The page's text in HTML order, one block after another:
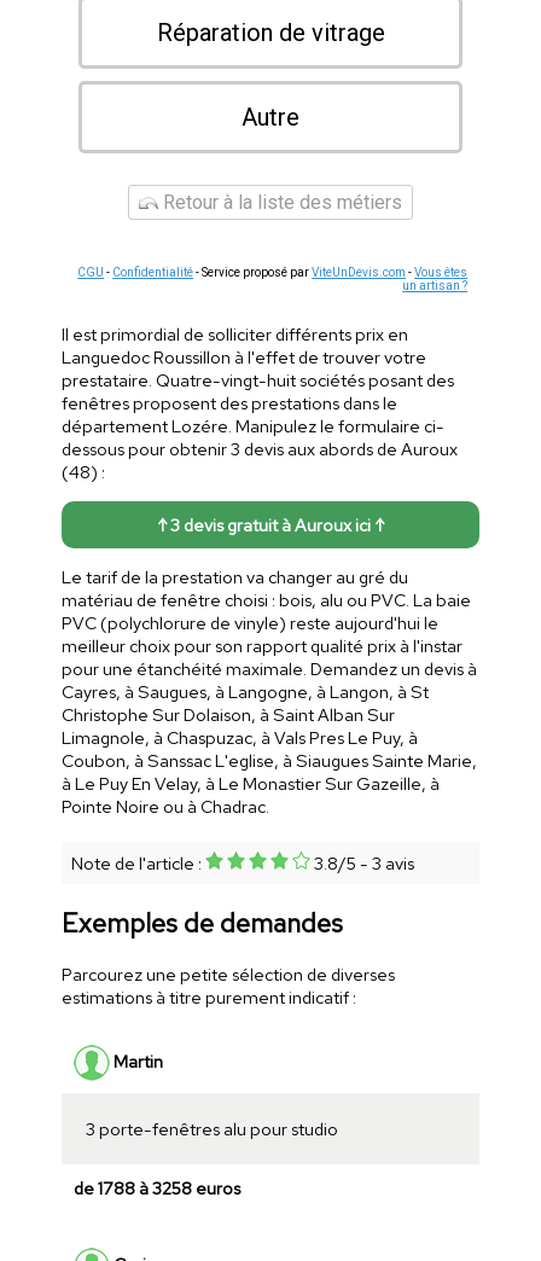
Réparation de vitrage
Autre
Retour à la liste des métiers
CGU - Confidentialité- Service proposé parViteUnDevis.com -Vous êtes
un artisan ?
Il est primordial de solliciter différents prix en
Languedoc Roussillon à l'effet de trouver votre
prestataire. Quatre-vingt-huit sociétés posant des
fenêtres proposent des prestations dans le
département Lozére. Manipulez le formulaire ci-
dessous pour obtenir 3 devis aux abords de Auroux
(48) :
↑ 3 devis gratuit à Auroux ici ↑
Le tarif de la prestation va changer au gré du
matériau de fenêtre choisi : bois, alu ou PVC. La baie
PVC (polychlorure de vinyle) reste aujourd'hui le
meilleur choix pour son rapport qualité prix à l'instar
pour une étanchéité maximale. Demandez un devis à
Cayres, à Saugues, à Langogne, à Langon, à St
Christophe Sur Dolaison, à Saint Alban Sur
Limagnole, à Chaspuzac, à Vals Pres Le Puy, à
Coubon, à Sanssac L'eglise, à Siaugues Sainte Marie,
à Le Puy En Velay, à Le Monastier Sur Gazeille, à
Pointe Noire ou à Chadrac.
Note de l'article : 3.8/5 - 3 avis
Exemples de demandes
Parcourez une petite sélection de diverses
estimations à titre purement indicatif :
Martin
3 porte-fenêtres alu pour studio
de 1788 à 3258 euros